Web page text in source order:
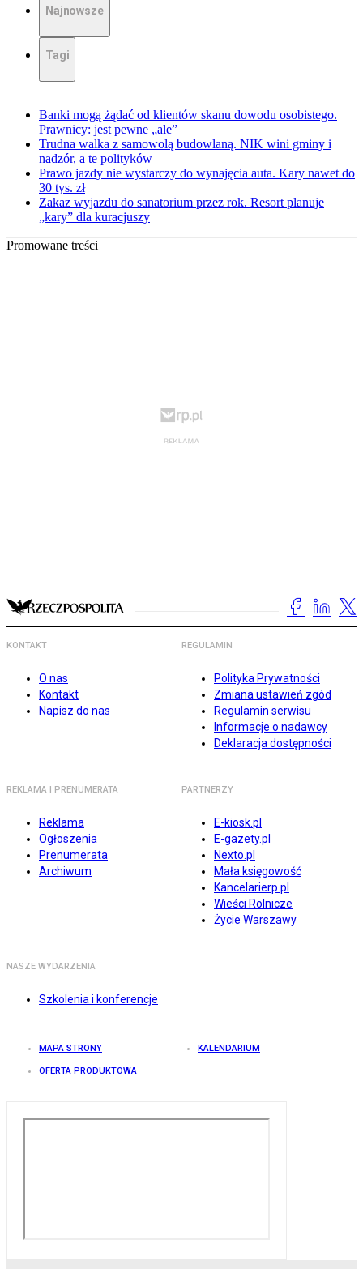
Najnowsze
Tagi
Banki mogą żądać od klientów skanu dowodu osobistego.
Prawnicy: jest pewne „ale”
Trudna walka z samowolą budowlaną. NIK wini gminy i
nadzór, a te polityków
Prawo jazdy nie wystarczy do wynajęcia auta. Kary nawet do
30 tys. zł
Zakaz wyjazdu do sanatorium przez rok. Resort planuje
„kary” dla kuracjuszy
Promowane treści
KONTAKT
O nas
Kontakt
Napisz do nas
REGULAMIN
Polityka Prywatności
Zmiana ustawień zgód
Regulamin serwisu
Informacje o nadawcy
Deklaracja dostępności
REKLAMA I PRENUMERATA
Reklama
Ogłoszenia
Prenumerata
Archiwum
PARTNERZY
E-kiosk.pl
E-gazety.pl
Nexto.pl
Mała księgowość
Kancelarierp.pl
Wieści Rolnicze
Życie Warszawy
NASZE WYDARZENIA
Szkolenia i konferencje
MAPA STRONY KALENDARIUM
OFERTA PRODUKTOWA